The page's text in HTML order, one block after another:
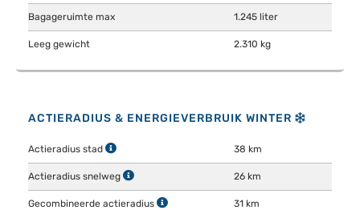
Bagageruimte max 1.245 liter
Leeg gewicht 2.310 kg
ACTIERADIUS & ENERGIEVERBRUIK WINTER
Actieradius stad 38 km
Actieradius snelweg 26 km
Gecombineerde actieradius 31 km